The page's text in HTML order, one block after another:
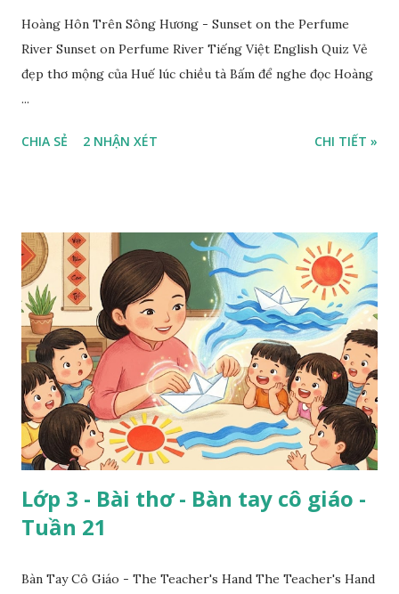
Hoàng Hôn Trên Sông Hương - Sunset on the Perfume
River Sunset on Perfume River Tiếng Việt English Quiz Vẻ
đẹp thơ mộng của Huế lúc chiều tà Bấm để nghe đọc Hoàng
...
CHIA SẺ 2 NHẬN XÉT CHI TIẾT »
Lớp 3 - Bài thơ - Bàn tay cô giáo -
Tuần 21
Bàn Tay Cô Giáo - The Teacher's Hand The Teacher's Hand